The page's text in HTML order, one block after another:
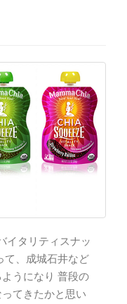
t
タリティスナッ
て、成城石井など
うになり 普段の
てきたかと思い